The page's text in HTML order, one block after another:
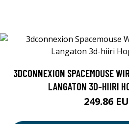
3DCONNEXION SPACEMOUSE
LANGATON 3D-HIIRI
249.86